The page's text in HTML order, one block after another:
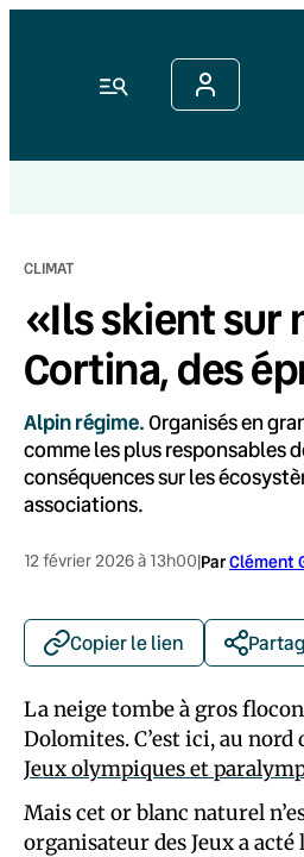
Menu
CLIMAT
«Ils skient sur
Cortina, des
Alpin régime.Organisés en
comme les plus responsables
conséquences sur les
associations.
12 février 2026 à 13h00|ParClément
Copier le lien
La neige tombe à gros
Dolomites. C’est ici, au nord
Jeux olympiques et
Mais cet or blanc naturel
organisateur des Jeux a